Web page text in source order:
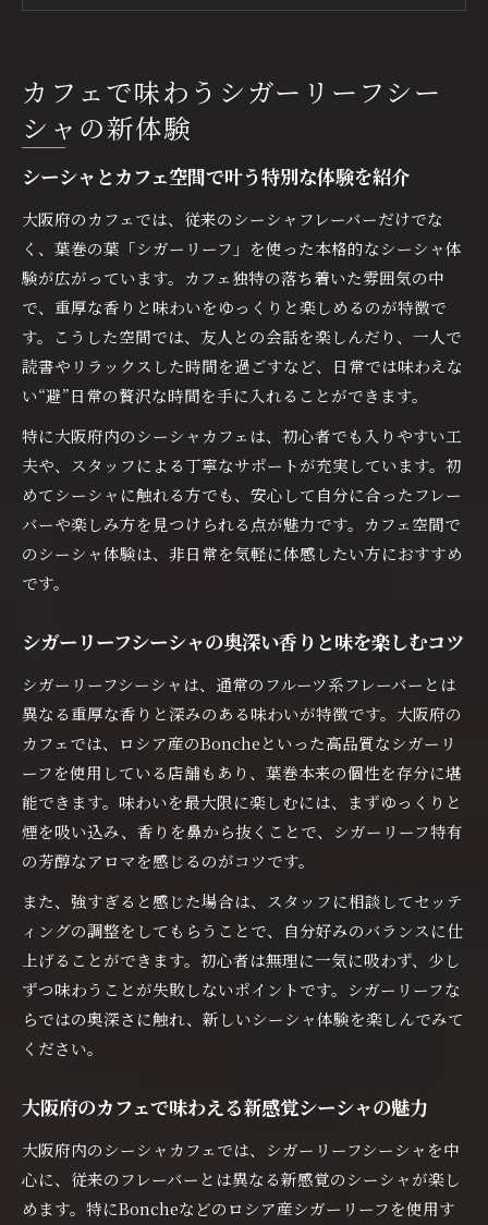
力
カフェでシーシャの個性を引き出す楽しみ方
奥深いシーシャの魅力を大阪府で楽しむコツ
大阪府で味わうシーシャの深い世界を探る
カフェで体験するシガーリーフの醍醐味とは
シーシャの香りを引き立てるカフェの選び方
リラックスできる空間でシーシャを堪能する秘
訣
シーシャ愛好家が大阪で注目する楽しみ方
くつろぎ空間で本格シガーリーフを堪能する方法
本格的なシーシャをカフェでゆったり味わう
夫
シーシャとカフェが生み出す非日常のリラック
ス体験
シーシャ初心者も安心できる店内サービスとは
初心者でも安心してシーシャを楽しめるカフェ
シーシャデビューにおすすめなカフェの特徴
カフェで体験するシーシャの魅力とサポート体
制
大阪府のシーシャカフェが選ばれる理由とは
シーシャ初心者向けの丁寧なサービスを解説
リラックスした夜におすすめのシーシャ体験
夜のカフェで過ごすシーシャとくつろぎの時間
シーシャが夜のリラックスを深める理由を紹介
カフェで楽しむ夜のシガーリーフ体験の魅力
シーシャと静かな夜のカフェ空間で癒やされる
シガーリーフシーシャの贅沢な味わい方を伝授
カフェで体験するシーシャの上質な時間を満喫
シガーリーフの選び方とシーシャの楽しみ方
大阪府のカフェで味わう贅沢なシーシャ空間
カフェで味わうシガーリーフシー
シャの新体験
シーシャとカフェ空間で叶う特別な体験を紹介
大阪府のカフェでは、従来のシーシャフレーバーだけでな
く、葉巻の葉「シガーリーフ」を使った本格的なシーシャ体
験が広がっています。カフェ独特の落ち着いた雰囲気の中
で、重厚な香りと味わいをゆっくりと楽しめるのが特徴で
す。こうした空間では、友人との会話を楽しんだり、一人で
読書やリラックスした時間を過ごすなど、日常では味わえな
い“避”日常の贅沢な時間を手に入れることができます。
特に大阪府内のシーシャカフェは、初心者でも入りやすい工
夫や、スタッフによる丁寧なサポートが充実しています。初
めてシーシャに触れる方でも、安心して自分に合ったフレー
バーや楽しみ方を見つけられる点が魅力です。カフェ空間で
のシーシャ体験は、非日常を気軽に体感したい方におすすめ
です。
シガーリーフシーシャの奥深い香りと味を楽しむコツ
シガーリーフシーシャは、通常のフルーツ系フレーバーとは
異なる重厚な香りと深みのある味わいが特徴です。大阪府の
カフェでは、ロシア産のBoncheといった高品質なシガーリ
ーフを使用している店舗もあり、葉巻本来の個性を存分に堪
能できます。味わいを最大限に楽しむには、まずゆっくりと
煙を吸い込み、香りを鼻から抜くことで、シガーリーフ特有
の芳醇なアロマを感じるのがコツです。
また、強すぎると感じた場合は、スタッフに相談してセッテ
ィングの調整をしてもらうことで、自分好みのバランスに仕
上げることができます。初心者は無理に一気に吸わず、少し
ずつ味わうことが失敗しないポイントです。シガーリーフな
らではの奥深さに触れ、新しいシーシャ体験を楽しんでみて
ください。
大阪府のカフェで味わえる新感覚シーシャの魅力
大阪府内のシーシャカフェでは、シガーリーフシーシャを中
心に、従来のフレーバーとは異なる新感覚のシーシャが楽し
めます。特にBoncheなどのロシア産シガーリーフを使用す